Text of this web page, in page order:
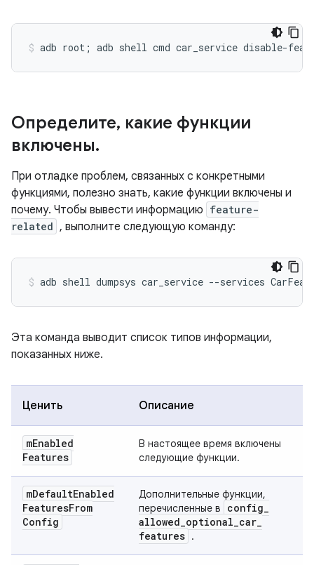
Определите, какие функции
включены.
При отладке проблем, связанных с конкретными
функциями, полезно знать, какие функции включены и
почему. Чтобы вывести информацию feature-
related , выполните следующую команду:
Эта команда выводит список типов информации,
показанных ниже.
Ценить Описание
mEnabled
Features
В настоящее время включены
следующие функции.
mDefaultEnabled
FeaturesFrom
Config
Дополнительные функции,
перечисленные в
config_
allowed_optional_car_
features .